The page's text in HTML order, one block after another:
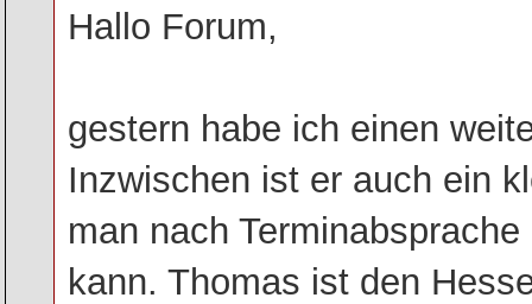
Hallo Forum,
gestern habe ich einen
Inzwischen ist er auch ein
man nach
kann. Thomas ist den